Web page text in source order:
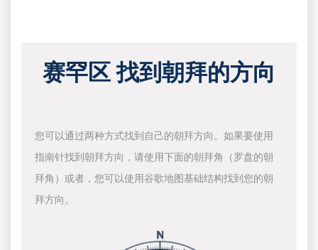
赛罕区 找到朝拜的方向
您可以通过两种方式找到自己的朝拜方向。如果要使用
指南针找到朝拜方向，请使用下面的朝拜角（罗盘的朝
拜角）或者，您可以使用谷歌地图基础结构找到您的朝
拜方向。